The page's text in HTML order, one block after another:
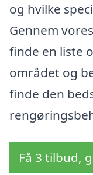
og hvilke
Gennem
finde en liste
området og
finde den
Få 3 tilbud,